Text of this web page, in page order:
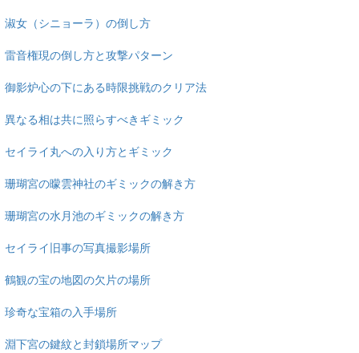
淑女（シニョーラ）の倒し方
雷音権現の倒し方と攻撃パターン
御影炉心の下にある時限挑戦のクリア法
異なる相は共に照らすべきギミック
セイライ丸への入り方とギミック
珊瑚宮の曚雲神社のギミックの解き方
珊瑚宮の水月池のギミックの解き方
セイライ旧事の写真撮影場所
鶴観の宝の地図の欠片の場所
珍奇な宝箱の入手場所
淵下宮の鍵紋と封鎖場所マップ